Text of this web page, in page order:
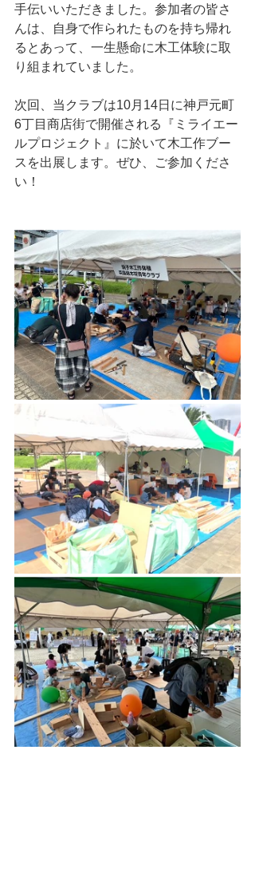
手伝いいただきました。参加者の皆さ
んは、自身で作られたものを持ち帰れ
るとあって、一生懸命に木工体験に取
り組まれていました。
次回、当クラブは10月14日に神戸元町
6丁目商店街で開催される『ミライエー
ルプロジェクト』に於いて木工作ブー
スを出展します。ぜひ、ご参加くださ
い！